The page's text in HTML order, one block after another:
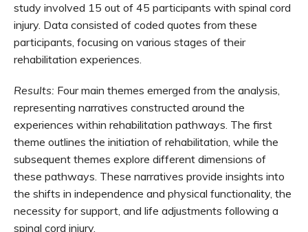
study involved 15 out of 45 participants with spinal cord
injury. Data consisted of coded quotes from these
participants, focusing on various stages of their
rehabilitation experiences.
Results: Four main themes emerged from the analysis,
representing narratives constructed around the
experiences within rehabilitation pathways. The first
theme outlines the initiation of rehabilitation, while the
subsequent themes explore different dimensions of
these pathways. These narratives provide insights into
the shifts in independence and physical functionality, the
necessity for support, and life adjustments following a
spinal cord injury.